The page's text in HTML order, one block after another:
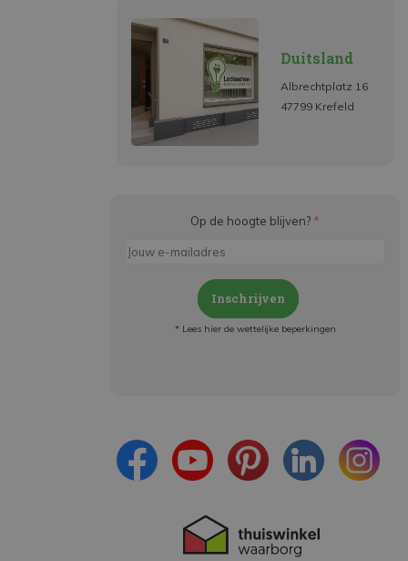
Duitsland
Albrechtplatz 16
47799 Krefeld
Op de hoogte blijven? *
Inschrijven
* Lees hier de wettelijke beperkingen